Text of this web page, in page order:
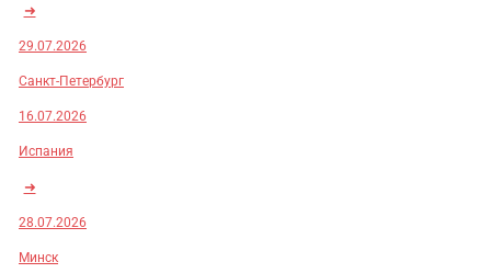
➜
29.07.2026
Санкт-Петербург
16.07.2026
Испания
➜
28.07.2026
Минск